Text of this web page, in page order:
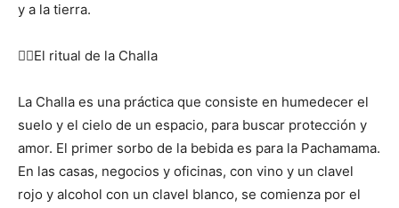
y a la tierra.
👉🏻El ritual de la Challa
La Challa es una práctica que consiste en humedecer el
suelo y el cielo de un espacio, para buscar protección y
amor. El primer sorbo de la bebida es para la Pachamama.
En las casas, negocios y oficinas, con vino y un clavel
rojo y alcohol con un clavel blanco, se comienza por el